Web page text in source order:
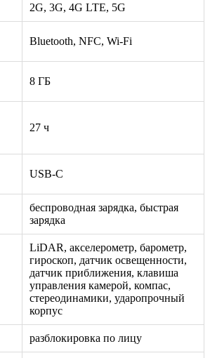
2G, 3G, 4G LTE, 5G
Bluetooth, NFC, Wi-Fi
8 ГБ
27 ч
USB-C
беспроводная зарядка, быстрая
зарядка
LiDAR, акселерометр, барометр,
гироскоп, датчик освещенности,
датчик приближения, клавиша
управления камерой, компас,
стереодинамики, ударопрочный
корпус
разблокировка по лицу